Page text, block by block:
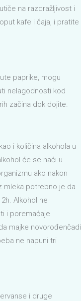
na razdražljivost i
kafe i čaja, i pratite
paprike, mogu
nelagodnosti kod
začina dok dojite.
i količina alkohola u
će se naći u
ako nakon
mleka potrebno je da
Alkohol ne
i poremaćaje
majke novorođenčadi
ne napuni tri
i druge